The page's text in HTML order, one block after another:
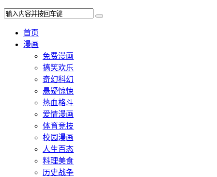
首页
漫画
免费漫画
搞笑欢乐
奇幻科幻
悬疑惊悚
热血格斗
爱情漫画
体育竞技
校园漫画
人生百态
料理美食
历史战争